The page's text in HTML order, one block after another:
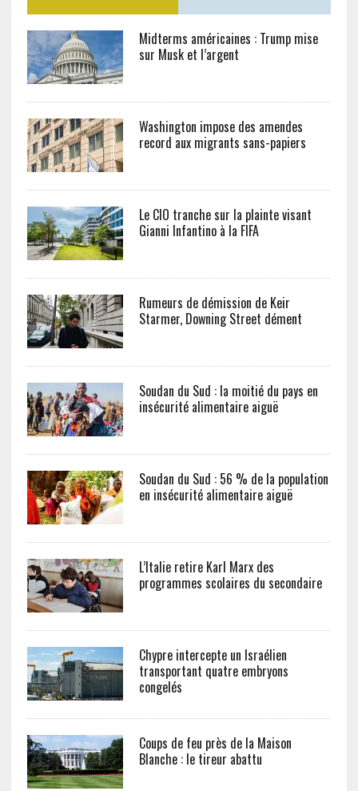
Midterms américaines : Trump mise
sur Musk et l’argent
Washington impose des amendes
record aux migrants sans-papiers
Le CIO tranche sur la plainte visant
Gianni Infantino à la FIFA
Rumeurs de démission de Keir
Starmer, Downing Street dément
Soudan du Sud : la moitié du pays en
insécurité alimentaire aiguë
Soudan du Sud : 56 % de la population
en insécurité alimentaire aiguë
L’Italie retire Karl Marx des
programmes scolaires du secondaire
Chypre intercepte un Israélien
transportant quatre embryons
congelés
Coups de feu près de la Maison
Blanche : le tireur abattu